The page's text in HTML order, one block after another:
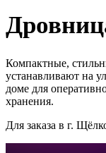
Компактные,
устанавливают на
доме для
хранения.
Для заказа в г.